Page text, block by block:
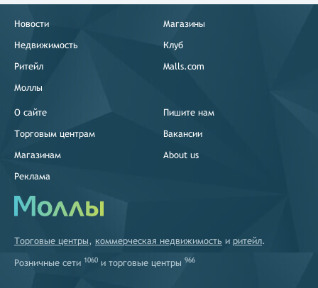
Новости
Недвижимость
Ритейл
Моллы
Магазины
Клуб
Malls.com
О сайте
Торговым центрам
Магазинам
Реклама
Пишите нам
Вакансии
About us
Торговые центры, коммерческая недвижимость и ритейл.
Розничные сети 1060 и торговые центры 966